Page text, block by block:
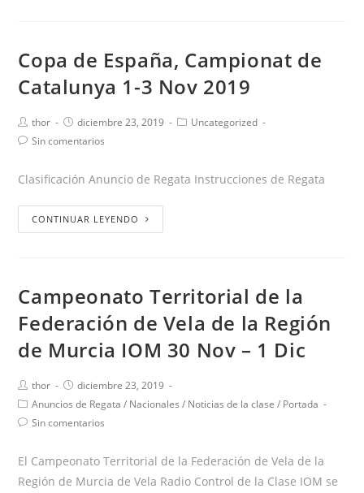
Copa de España, Campionat de
Catalunya 1-3 Nov 2019
thor diciembre 23, 2019
Uncategorized
Sin comentarios
Clasificación Anuncio de Regata Instrucciones de Regata
CONTINUAR LEYENDO
Campeonato Territorial de la
Federación de Vela de la Región
de Murcia IOM 30 Nov – 1 Dic
thor
diciembre 23, 2019
Anuncios de Regata / Nacionales / Noticias de la clase / Portada
Sin comentarios
El Campeonato Territorial de la Federación de Vela de la
Región de Murcia de Vela Radio Control de la Clase IOM se